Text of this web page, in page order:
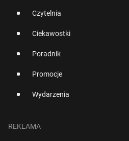
Czytelnia
Ciekawostki
Poradnik
Promocje
Wydarzenia
REKLAMA